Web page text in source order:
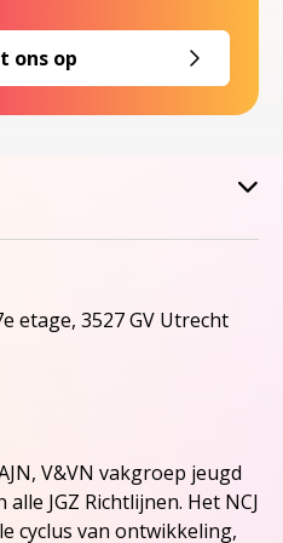
ons op
etage, 3527 GV Utrecht
V&VN vakgroep jeugd
JGZ Richtlijnen. Het NCJ
cyclus van ontwikkeling,